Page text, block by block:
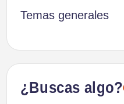
Temas generales
¿Buscas algo?